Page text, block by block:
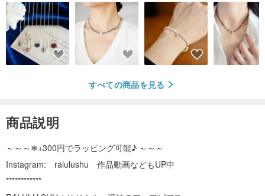
すべての商品を見る
商品説明
～～～❄+300円でラッピング可能♪ ～～～
Instagram: ralulushu 作品動画などもUP中
************